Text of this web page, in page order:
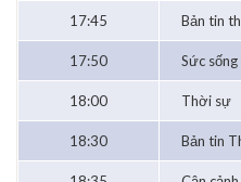
17:45 Bản tin
17:50 Sức
18:00 Thời sự
18:30 Bản tin